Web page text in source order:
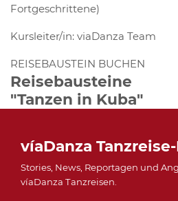
Fortgeschrittene)
Kursleiter/in: viaDanza Team
REISEBAUSTEIN BUCHEN
Reisebausteine
"Tanzen in Kuba"
víaDanza
Stories, News, Reportagen und
víaDanza Tanzreisen.